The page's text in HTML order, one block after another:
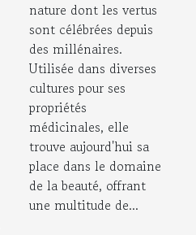
nature dont les vertus
sont célébrées depuis
des millénaires.
Utilisée dans diverses
cultures pour ses
propriétés
médicinales, elle
trouve aujourd'hui sa
place dans le domaine
de la beauté, offrant
une multitude de...